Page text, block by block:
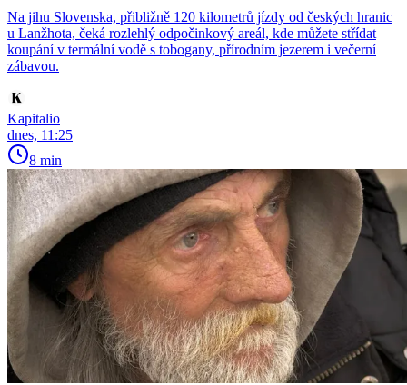
Na jihu Slovenska, přibližně 120 kilometrů jízdy od českých hranic
u Lanžhota, čeká rozlehlý odpočinkový areál, kde můžete střídat
koupání v termální vodě s tobogany, přírodním jezerem i večerní
zábavou.
Kapitalio
dnes, 11:25
8 min